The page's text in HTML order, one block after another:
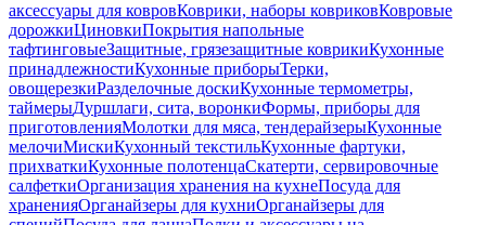
аксессуары для ковровКоврики, наборы ковриковКовровые
дорожкиЦиновкиПокрытия напольные
тафтинговыеЗащитные, грязезащитные коврикиКухонные
принадлежностиКухонные приборыТерки,
овощерезкиРазделочные доскиКухонные термометры,
таймерыДуршлаги, сита, воронкиФормы, приборы для
приготовленияМолотки для мяса, тендерайзерыКухонные
мелочиМискиКухонный текстильКухонные фартуки,
прихваткиКухонные полотенцаСкатерти, сервировочные
салфеткиОрганизация хранения на кухнеПосуда для
храненияОрганайзеры для кухниОрганайзеры для